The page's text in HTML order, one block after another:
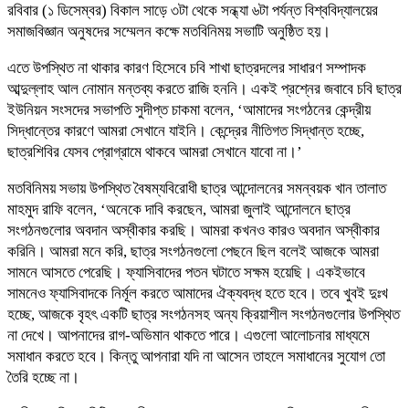
রবিবার (১ ডিসেম্বর) বিকাল সাড়ে ৩টা থেকে সন্ধ্যা ৬টা পর্যন্ত বিশ্ববিদ্যালয়ের
সমাজবিজ্ঞান অনুষদের সম্মেলন কক্ষে মতবিনিময় সভাটি অনুষ্ঠিত হয়।
এতে উপস্থিত না থাকার কারণ হিসেবে চবি শাখা ছাত্রদলের সাধারণ সম্পাদক
আব্দুল্লাহ আল নোমান মন্তব্য করতে রাজি হননি। একই প্রশ্নের জবাবে চবি ছাত্র
ইউনিয়ন সংসদের সভাপতি সুদীপ্ত চাকমা বলেন, ‘আমাদের সংগঠনের কেন্দ্রীয়
সিদ্ধান্তের কারণে আমরা সেখানে যাইনি। কেন্দ্রের নীতিগত সিদ্ধান্ত হচ্ছে,
ছাত্রশিবির যেসব প্রোগ্রামে থাকবে আমরা সেখানে যাবো না।’
মতবিনিময় সভায় উপস্থিত বৈষম্যবিরোধী ছাত্র আন্দোলনের সমন্বয়ক খান তালাত
মাহমুদ রাফি বলেন, ‘অনেকে দাবি করছেন, আমরা জুলাই আন্দোলনে ছাত্র
সংগঠনগুলোর অবদান অস্বীকার করছি। আমরা কখনও কারও অবদান অস্বীকার
করিনি। আমরা মনে করি, ছাত্র সংগঠনগুলো পেছনে ছিল বলেই আজকে আমরা
সামনে আসতে পেরেছি। ফ্যাসিবাদের পতন ঘটাতে সক্ষম হয়েছি। একইভাবে
সামনেও ফ্যাসিবাদকে নির্মূল করতে আমাদের ঐক্যবদ্ধ হতে হবে। তবে খুবই দুঃখ
হচ্ছে, আজকে বৃহৎ একটি ছাত্র সংগঠনসহ অন্য ক্রিয়াশীল সংগঠনগুলোর উপস্থিত
না দেখে। আপনাদের রাগ-অভিমান থাকতে পারে। এগুলো আলোচনার মাধ্যমে
সমাধান করতে হবে। কিন্তু আপনারা যদি না আসেন তাহলে সমাধানের সুযোগ তো
তৈরি হচ্ছে না।